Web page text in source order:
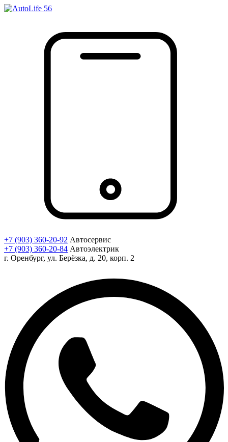
+7 (903) 360-20-92 Автосервис
+7 (903) 360-20-84 Автоэлектрик
г. Оренбург, ул. Берёзка, д. 20, корп. 2